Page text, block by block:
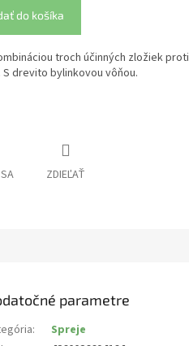
do košíka
troch účinných zložiek proti
drevito bylinkovou vôňou.
ZDIEĽAŤ
parametre
:
Spreje